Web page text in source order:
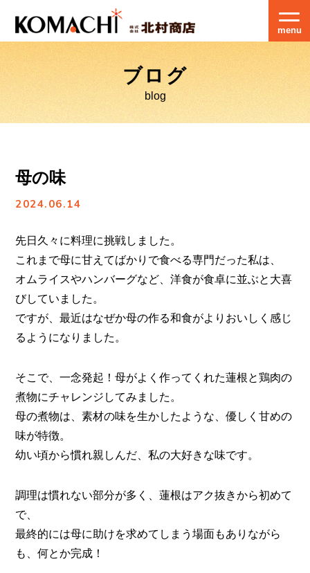
menu
ブログ
blog
母の味
2024.06.14
先日久々に料理に挑戦しました。
これまで母に甘えてばかりで食べる専門だった私は、
オムライスやハンバーグなど、洋食が食卓に並ぶと大喜
びしていました。
ですが、最近はなぜか母の作る和食がよりおいしく感じ
るようになりました。
そこで、一念発起！母がよく作ってくれた蓮根と鶏肉の
煮物にチャレンジしてみました。
母の煮物は、素材の味を生かしたような、優しく甘めの
味が特徴。
幼い頃から慣れ親しんだ、私の大好きな味です。
調理は慣れない部分が多く、蓮根はアク抜きから初めて
で、
最終的には母に助けを求めてしまう場面もありながら
も、何とか完成！